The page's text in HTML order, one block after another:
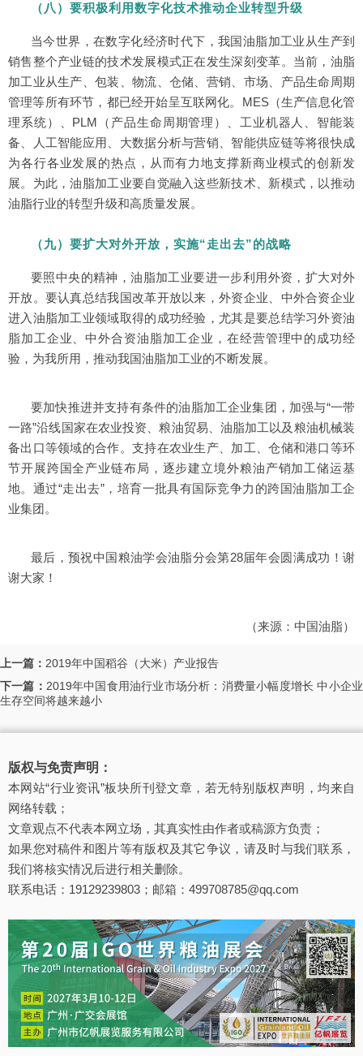
（八）要积极利用数字化技术推动企业转型升级
当今世界，在数字化经济时代下，我国油脂加工业从生产到
销售整个产业链的技术发展模式正在发生深刻变革。当前，油脂
加工业从生产、包装、物流、仓储、营销、市场、产品生命周期
管理等所有环节，都已经开始呈互联网化。MES（生产信息化管
理系统）、PLM（产品生命周期管理）、工业机器人、智能装
备、人工智能应用、大数据分析与营销、智能供应链等将很快成
为各行各业发展的热点，从而有力地支撑新商业模式的创新发
展。为此，油脂加工业要自觉融入这些新技术、新模式，以推动
油脂行业的转型升级和高质量发展。
（九）要扩大对外开放，实施“走出去”的战略
要照中央的精神，油脂加工业要进一步利用外资，扩大对外
开放。要认真总结我国改革开放以来，外资企业、中外合资企业
进入油脂加工业领域取得的成功经验，尤其是要总结学习外资油
脂加工企业、中外合资油脂加工企业，在经营管理中的成功经
验，为我所用，推动我国油脂加工业的不断发展。
要加快推进并支持有条件的油脂加工企业集团，加强与“一带
一路”沿线国家在农业投资、粮油贸易、油脂加工以及粮油机械装
备出口等领域的合作。支持在农业生产、加工、仓储和港口等环
节开展跨国全产业链布局，逐步建立境外粮油产销加工储运基
地。通过“走出去”，培育一批具有国际竞争力的跨国油脂加工企
业集团。
最后，预祝中国粮油学会油脂分会第28届年会圆满成功！谢
谢大家！
（来源： 中国油脂）
上一篇： 2019年中国稻谷（大米）产业报告
下一篇： 2019年中国食用油行业市场分析：消费量小幅度增长 中小企业
生存空间将越来越小
版权与免责声明：
本网站“行业资讯”板块所刊登文章，若无特别版权声明，均来自
网络转载；
文章观点不代表本网立场，其真实性由作者或稿源方负责；
如果您对稿件和图片等有版权及其它争议，请及时与我们联系，
我们将核实情况后进行相关删除。
联系电话：19129239803；邮箱：499708785@qq.com